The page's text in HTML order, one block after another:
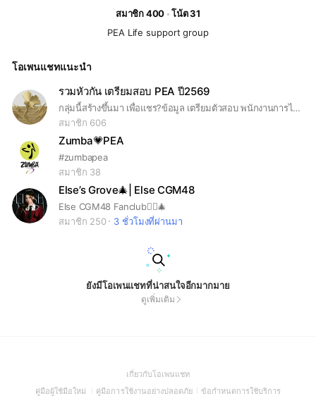
สมาชิก 400
โน้ต 31
PEA Life support group
โอเพนแชทแนะนำ
รวมหัวกัน เตรียมสอบ PEA ปี2569
กลุ่มนี้สร้างขึ้นมา เพื่อแชร?ข้อมูล เตรียมตัวสอบ พนักงานการไฟฟ้าส่วภูมิภาค ปี2569
สมาชิก 606
Zumba💗PEA
#zumbapea
สมาชิก 38
Else’s Grove🎄| Else CGM48
Else CGM48 Fanclub🧝‍♀️🎄
สมาชิก 250
3 ชั่วโมงที่ผ่านมา
ยังมีโอเพนแชทที่น่าสนใจอีกมากมาย
ดูเพิ่มเติม
เกี่ยวกับโอเพนแชท(Open
in
คู่มือผู้ใช้มือใหม่ (Open
คู่มือการใช้งานอย่างปลอดภัย(Open
ข้อกำหนดการใช้บริการ(Open